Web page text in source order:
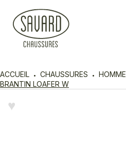
ACCUEIL CHAUSSURES HOMME
BRANTIN LOAFER W
♥︎